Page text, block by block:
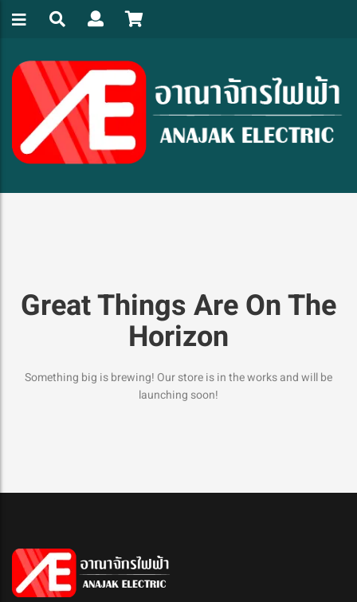
Great Things Are On The
Horizon
Something big is brewing! Our store is in the works and will be
launching soon!